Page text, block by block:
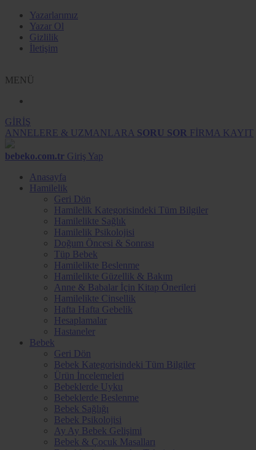
Yazarlarımız
Yazar Ol
Gizlilik
İletişim
MENÜ
GİRİŞ
ANNELERE & UZMANLARA SORU SOR FİRMA KAYIT
bebeko.com.tr Giriş Yap
Anasayfa
Hamilelik
Geri Dön
Hamilelik Kategorisindeki Tüm Bilgiler
Hamilelikte Sağlık
Hamilelik Psikolojisi
Doğum Öncesi & Sonrası
Tüp Bebek
Hamilelikte Beslenme
Hamilelikte Güzellik & Bakım
Anne & Babalar İçin Kitap Önerileri
Hamilelikte Cinsellik
Hafta Hafta Gebelik
Hesaplamalar
Hastaneler
Bebek
Geri Dön
Bebek Kategorisindeki Tüm Bilgiler
Ürün İncelemeleri
Bebeklerde Uyku
Bebeklerde Beslenme
Bebek Sağlığı
Bebek Psikolojisi
Ay Ay Bebek Gelişimi
Bebek & Çocuk Masalları